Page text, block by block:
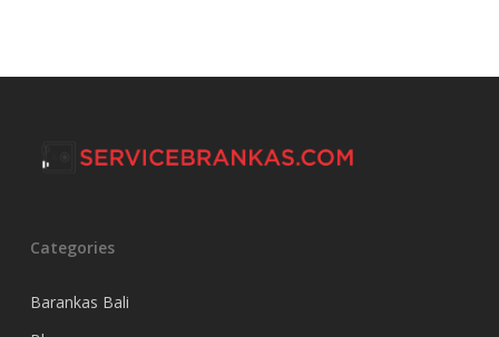
Categories
Barankas Bali